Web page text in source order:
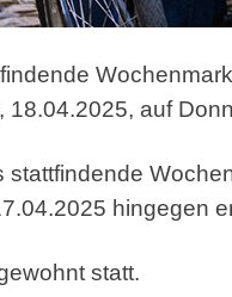
18.04.2025, auf
hingegen
statt.